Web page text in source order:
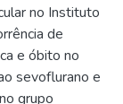
no Instituto
de
e óbito no
sevoflurano e
grupo